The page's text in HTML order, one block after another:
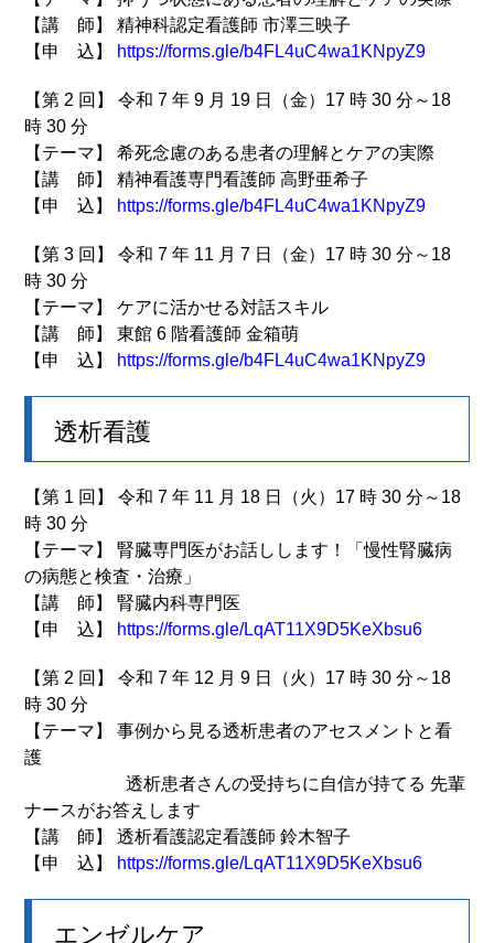
【講 師】 精神科認定看護師 市澤三映子
【申 込】 https://forms.gle/b4FL4uC4wa1KNpyZ9
【第 2 回】 令和 7 年 9 月 19 日（金）17 時 30 分～18
時 30 分
【テーマ】 希死念慮のある患者の理解とケアの実際
【講 師】 精神看護専門看護師 高野亜希子
【申 込】 https://forms.gle/b4FL4uC4wa1KNpyZ9
【第 3 回】 令和 7 年 11 月 7 日（金）17 時 30 分～18
時 30 分
【テーマ】 ケアに活かせる対話スキル
【講 師】 東館 6 階看護師 金箱萌
【申 込】 https://forms.gle/b4FL4uC4wa1KNpyZ9
透析看護
【第 1 回】 令和 7 年 11 月 18 日（火）17 時 30 分～18
時 30 分
【テーマ】 腎臓専門医がお話しします！「慢性腎臓病
の病態と検査・治療」
【講 師】 腎臓内科専門医
【申 込】 https://forms.gle/LqAT11X9D5KeXbsu6
【第 2 回】 令和 7 年 12 月 9 日（火）17 時 30 分～18
時 30 分
【テーマ】 事例から見る透析患者のアセスメントと看
護
透析患者さんの受持ちに自信が持てる 先輩
ナースがお答えします
【講 師】 透析看護認定看護師 鈴木智子
【申 込】 https://forms.gle/LqAT11X9D5KeXbsu6
エンゼルケア